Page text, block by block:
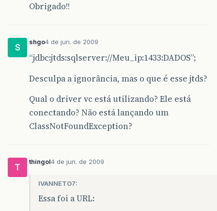
Obrigado!!
S
shgo4 de jun. de 2009
“jdbc:jtds:sqlserver://Meu_ip:1433:DADOS”;
Desculpa a ignorância, mas o que é esse jtds?
Qual o driver vc está utilizando? Ele está
conectando? Não está lançando um
ClassNotFoundException?
T
thingol4 de jun. de 2009
IVANNETO7:
Essa foi a URL: